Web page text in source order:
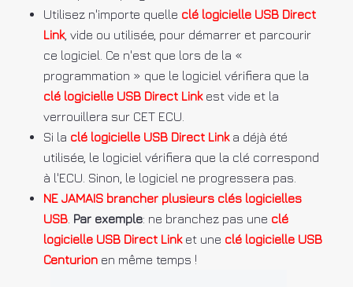
Utilisez n'importe quelle clé logicielle USB Direct
Link, vide ou utilisée, pour démarrer et parcourir
ce logiciel. Ce n'est que lors de la «
programmation » que le logiciel vérifiera que la
clé logicielle USB Direct Linkest vide et la
verrouillera sur CET ECU.
Si la clé logicielle USB Direct Linka déjà été
utilisée, le logiciel vérifiera que la clé correspond
à l'ECU. Sinon, le logiciel ne progressera pas.
NE JAMAIS brancher plusieurs clés logicielles
USB Par exemple: ne branchez pas une clé
logicielle USB Direct Linket une clé logicielle USB
Centurion en même temps !